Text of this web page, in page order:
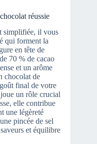
réussie
simplifiée, il vous
qui forment la
en tête de
70 % de cacao
et un arôme
chocolat de
final de votre
un rôle crucial
elle contribue
une légèreté
pincée de sel
et équilibre